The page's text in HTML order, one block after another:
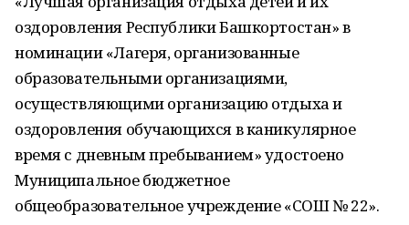
оздоровления Республики Башкортостан» в
номинации «Лагеря, организованные
образовательными организациями,
осуществляющими организацию отдыха и
оздоровления обучающихся в каникулярное
время с дневным пребыванием» удостоено
Муниципальное бюджетное
общеобразовательное учреждение «СОШ № 22».